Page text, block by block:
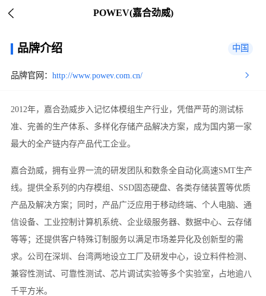
POWEV(嘉合劲威)
品牌介绍 中国
品牌官网： http://www.powev.com.cn/
2012年，嘉合劲威步入记忆体模组生产行业，凭借严苛的测试标
准、完善的生产体系、多样化存储产品解决方案，成为国内第一家
最大的全产链内存产品代工企业。
嘉合劲威，拥有业界一流的研发团队和数条全自动化高速SMT生产
线。提供全系列的内存模组、SSD固态硬盘、各类存储装置等优质
产品及解决方案；同时，产品广泛应用于移动终端、个人电脑、通
信设备、工业控制计算机系统、企业级服务器、数据中心、云存储
等等；还提供客户特殊订制服务以满足市场差异化及创新型的需
求。公司在深圳、台湾两地设立工厂及研发中心，设立料件检测、
兼容性测试、可靠性测试、芯片调试实验等多个实验室，占地逾八
千平方米。